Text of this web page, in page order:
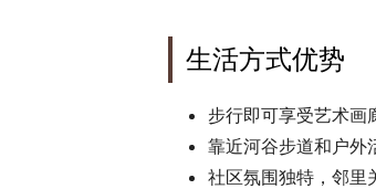
生活方式优势
步行即可享受艺术画
靠近河谷步道和户外
社区氛围独特，邻里